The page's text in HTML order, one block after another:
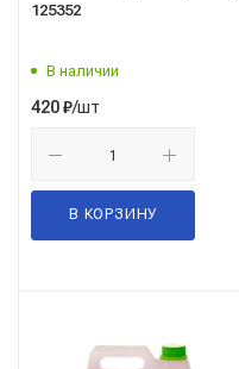
125352
В наличии
420₽/шт
В КОРЗИНУ